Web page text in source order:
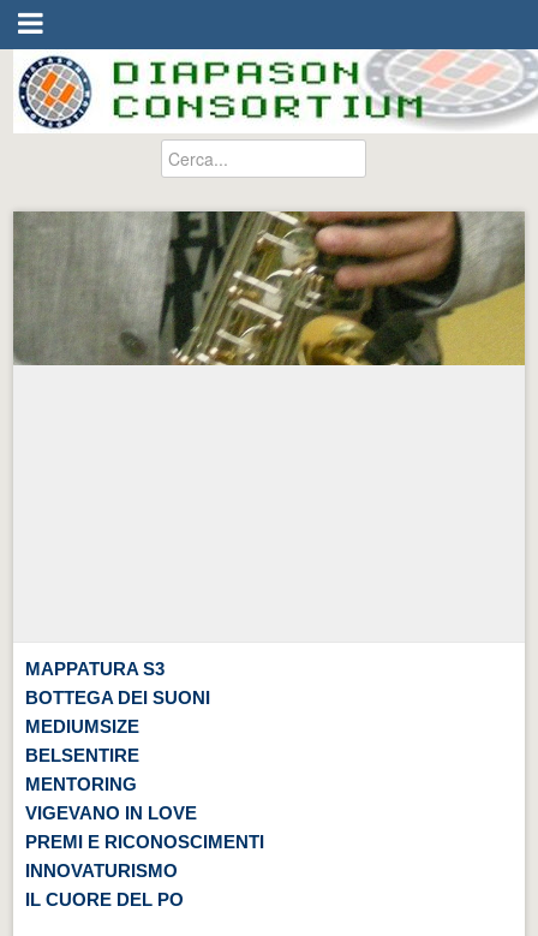
MAPPATURA S3
BOTTEGA DEI SUONI
MEDIUMSIZE
BELSENTIRE
MENTORING
VIGEVANO IN LOVE
PREMI E RICONOSCIMENTI
INNOVATURISMO
IL CUORE DEL PO